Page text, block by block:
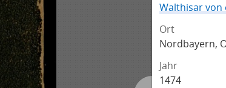
Walthisar von
Ort
Nordbayern,
Jahr
1474